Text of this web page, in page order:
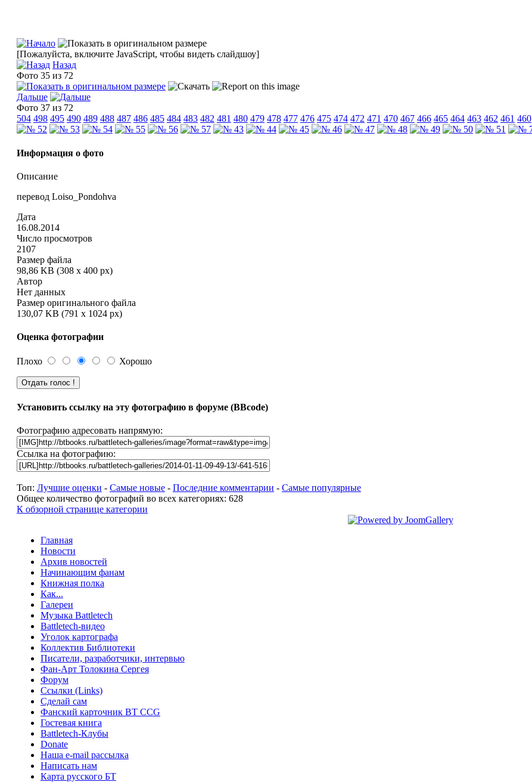
[Пожалуйста, включите JavaScript, чтобы видеть слайдшоу]
Назад
Фото 35 из 72
Дальше
Фото 37 из 72
504 498 495 490 489 488 487 486 485 484 483 482 481 480 479 478 477 476 475 474 472 471 470 467 466 465 464 463 462 461 460
Информация о фото
Описание
перевод Loiso_Pondohva
Дата
16.08.2014
Число просмотров
2107
Размер файла
98,86 KB (308 x 400 px)
Автор
Нет данных
Размер оригинального файла
130,07 KB (791 x 1024 px)
Оценка фотографии
Плохо Хорошо
Установить ссылку на эту фотографию в форуме (BBcode)
Фотографию адресовать напрямую:
Ссылка на фотографию:
Топ: Лучшие оценки - Самые новые- Последние комментарии - Самые популярные
Общее количество фотографий во всех категориях: 628
К обзорной странице категории
Главная
Новости
Архив новостей
Начинающим фанам
Книжная полка
Как...
Галереи
Музыка Battletech
Battletech-видео
Уголок картографа
Коллектив Библиотеки
Писатели, разработчики, интервью
Фан-Арт Толокина Сергея
Форум
Ссылки (Links)
Сделай сам
Фанский карточник BT CCG
Гостевая книга
Battletech-Клубы
Donate
Наша e-mail рассылка
Написать нам
Карта русского БТ